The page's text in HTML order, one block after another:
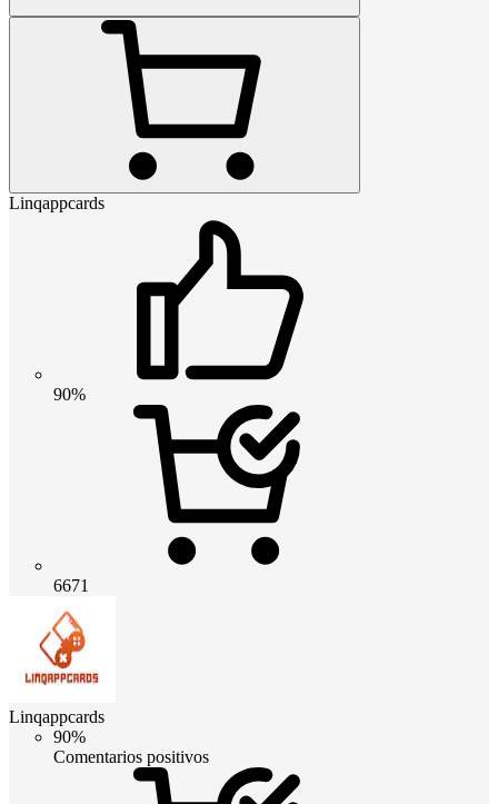
Linqappcards
90%
6671
Linqappcards
90%
Comentarios positivos